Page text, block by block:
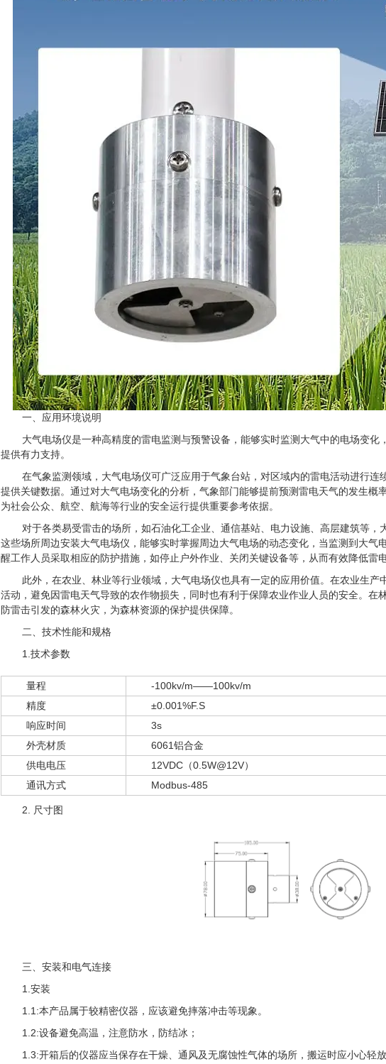
一、应用环境说明
大气电场仪是一种高精度的雷电监测与预警设备，能够实时监测大气中的电场变
提供有力支持。
在气象监测领域，大气电场仪可广泛应用于气象台站，对区域内的雷电活动进行
提供关键数据。通过对大气电场变化的分析，气象部门能够提前预测雷电天气的发生概
为社会公众、航空、航海等行业的安全运行提供重要参考依据。
对于各类易受雷击的场所，如石油化工企业、通信基站、电力设施、高层建筑等
这些场所周边安装大气电场仪，能够实时掌握周边大气电场的动态变化，当监测到大气
醒工作人员采取相应的防护措施，如停止户外作业、关闭关键设备等，从而有效降低雷
此外，在农业、林业等行业领域，大气电场仪也具有一定的应用价值。在农业生
活动，避免因雷电天气导致的农作物损失，同时也有利于保障农业作业人员的安全。在
防雷击引发的森林火灾，为森林资源的保护提供保障。
二、技术性能和规格
1.技术参数
量程
-100kv/m——100kv/m
精度
±0.001%F.S
响应时间
3s
外壳材质
6061铝合金
供电电压
12VDC（0.5W@12V）
通讯方式
Modbus-485
2. 尺寸图
三、安装和电气连接
1.安装
1.1:本产品属于较精密仪器，应该避免摔落冲击等现象。
1.2:设备避免高温，注意防水，防结冰；
1.3:开箱后的仪器应当保存在干燥、通风及无腐蚀性气体的场所，搬运时应小心轻